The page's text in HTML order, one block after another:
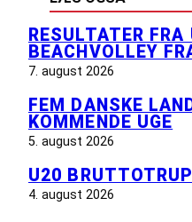
RESULTATER FRA
BEACHVOLLEY
7. august 2026
FEM DANSKE
KOMMENDE UGE
5. august 2026
U20
4. august 2026